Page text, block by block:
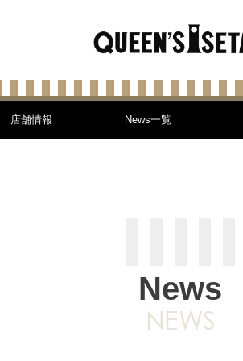
店舗情報 News一覧
News